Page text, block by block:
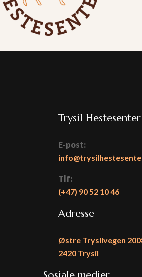
Trysil Hestesenter
E-post:
Tlf:
(+47) 90 52 10 46
Adresse
Østre Trysilvegen
2420 Trysil